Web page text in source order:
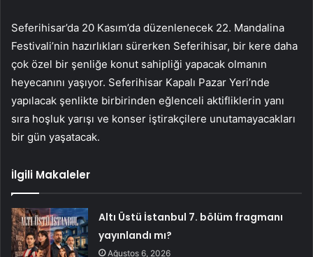
Seferihisar’da 20 Kasım’da düzenlenecek 22. Mandalina
Festivali’nin hazırlıkları sürerken Seferihisar, bir kere daha
çok özel bir şenliğe konut sahipliği yapacak olmanın
heyecanını yaşıyor. Seferihisar Kapalı Pazar Yeri’nde
yapılacak şenlikte birbirinden eğlenceli aktifliklerin yanı
sıra hoşluk yarışı ve konser iştirakçilere unutamayacakları
bir gün yaşatacak.
İlgili Makaleler
Altı Üstü İstanbul 7. bölüm fragmanı
yayınlandı mı?
Ağustos 6, 2026